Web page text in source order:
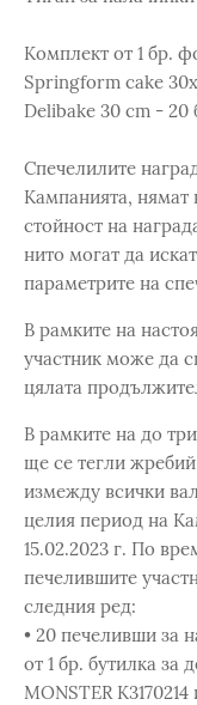
Комплект от 1 бр.
Springform cake
Delibake 30 cm - 20
Спечелилите
Кампанията, нямат
стойност на
нито могат да
параметрите на
В рамките на
участник може да
цялата
В рамките на до
ще се тегли
измежду всички
целия период на
15.02.2023 г. По
печелившите
следния ред:
• 20 печеливши за
от 1 бр. бутилка за
MONSTER